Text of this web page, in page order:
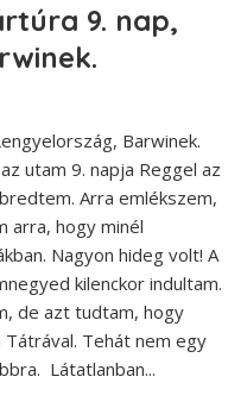
9. nap,
Barwinek.
utam 9. napja Reggel az
Arra emlékszem,
hogy minél
Nagyon hideg volt! A
kilenckor indultam.
de azt tudtam, hogy
Tehát nem egy
Látatlanban...